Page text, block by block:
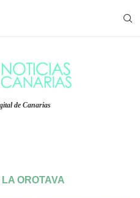
de Canarias
LA OROTAVA